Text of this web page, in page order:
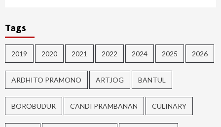
Tags
2019 2020 2021 2022 2024 2025 2026
ARDHITO PRAMONO ARTJOG BANTUL
BOROBUDUR CANDI PRAMBANAN CULINARY